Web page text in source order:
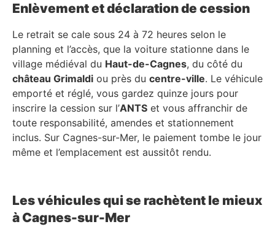
Enlèvement et déclaration de cession
Le retrait se cale sous 24 à 72 heures selon le
planning et l’accès, que la voiture stationne dans le
village médiéval du Haut-de-Cagnes, du côté du
château Grimaldi ou près du centre-ville. Le véhicule
emporté et réglé, vous gardez quinze jours pour
inscrire la cession sur l’ANTS et vous affranchir de
toute responsabilité, amendes et stationnement
inclus. Sur Cagnes-sur-Mer, le paiement tombe le jour
même et l’emplacement est aussitôt rendu.
Les véhicules qui se rachètent le mieux
à Cagnes-sur-Mer